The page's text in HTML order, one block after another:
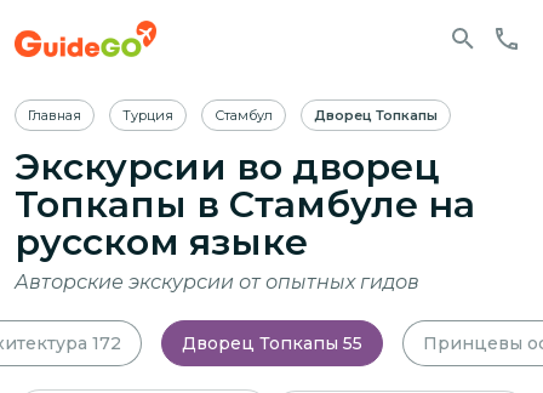
Главная Турция Стамбул Дворец Топкапы
Экскурсии во дворец
Топкапы в Стамбуле на
русском языке
Авторские экскурсии от опытных гидов
172 Дворец Топкапы 55 Принцевы